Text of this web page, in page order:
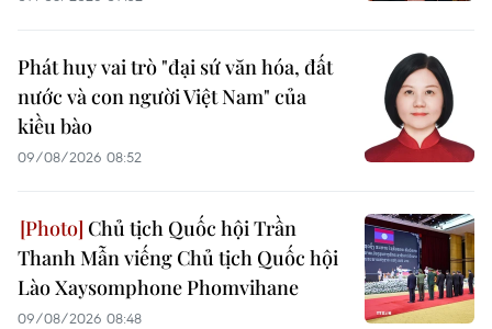
Phát huy vai trò "đại sứ văn hóa, đất
nước và con người Việt Nam" của
kiều bào
09/08/2026 08:52
Chủ tịch Quốc hội Trần
Thanh Mẫn viếng Chủ tịch Quốc hội
Lào Xaysomphone Phomvihane
09/08/2026 08:48